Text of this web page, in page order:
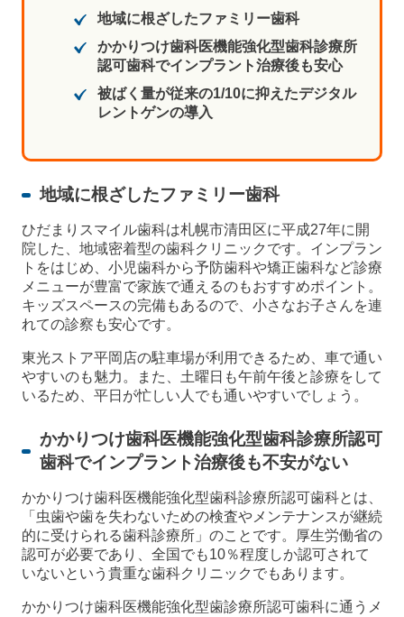
地域に根ざしたファミリー歯科
かかりつけ歯科医機能強化型歯科診療所
認可歯科でインプラント治療後も安心
被ばく量が従来の1/10に抑えたデジタル
レントゲンの導入
地域に根ざしたファミリー歯科
ひだまりスマイル歯科は札幌市清田区に平成27年に開
院した、地域密着型の歯科クリニックです。インプラン
トをはじめ、小児歯科から予防歯科や矯正歯科など診療
メニューが豊富で家族で通えるのもおすすめポイント。
キッズスペースの完備もあるので、小さなお子さんを連
れての診察も安心です。
東光ストア平岡店の駐車場が利用できるため、車で通い
やすいのも魅力。また、土曜日も午前午後と診療をして
いるため、平日が忙しい人でも通いやすいでしょう。
かかりつけ歯科医機能強化型歯科診療所認可
歯科でインプラント治療後も不安がない
かかりつけ歯科医機能強化型歯科診療所認可歯科とは、
「虫歯や歯を失わないための検査やメンテナンスが継続
的に受けられる歯科診療所」のことです。厚生労働省の
認可が必要であり、全国でも10％程度しか認可されて
いないという貴重な歯科クリニックでもあります。
かかりつけ歯科医機能強化型歯診療所認可歯科に通うメ